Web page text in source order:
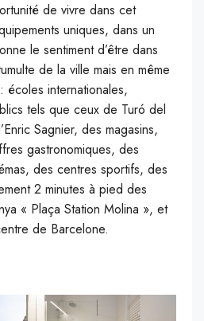
de vivre dans cet
uniques, dans un
le sentiment d’être dans
de la ville mais en même
internationales,
tels que ceux de Turó del
Sagnier, des magasins,
gastronomiques, des
des centres sportifs, des
2 minutes à pied des
« Plaça Station Molina », et
de Barcelone.